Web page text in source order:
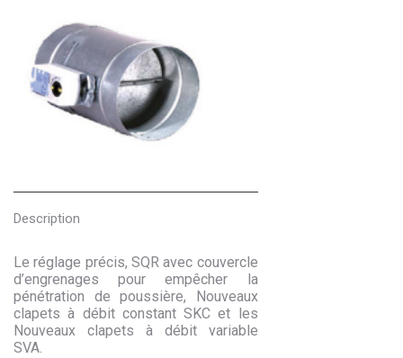
Description
Le réglage précis, SQR avec couvercle
d’engrenages pour empêcher la
pénétration de poussière, Nouveaux
clapets à débit constant SKC et les
Nouveaux clapets à débit variable
SVA.